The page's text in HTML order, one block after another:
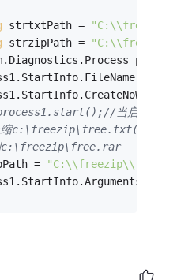
strtxtPath =
strzipPath =
= @
当启动该方法
c:\freezip\free.txt(即文件
=
"C:\\freezip\\free"
=